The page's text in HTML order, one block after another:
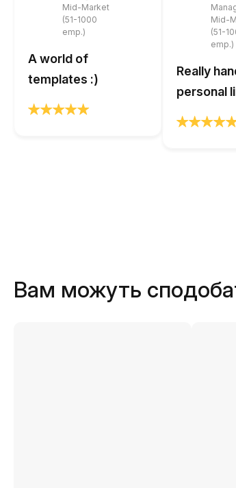
Mid-Market
(51-1000
emp.)
A world of
templates :)
Mid-
(51-
emp.)
Really
personal
Вам можуть